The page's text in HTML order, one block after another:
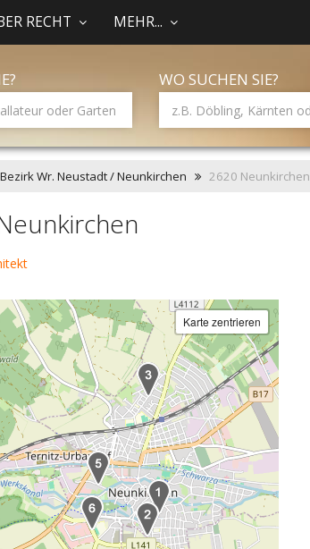
RECHT MEHR...
WO SUCHEN SIE?
Bezirk Wr. Neustadt / Neunkirchen 2620 Neunkirchen
Karte zentrieren